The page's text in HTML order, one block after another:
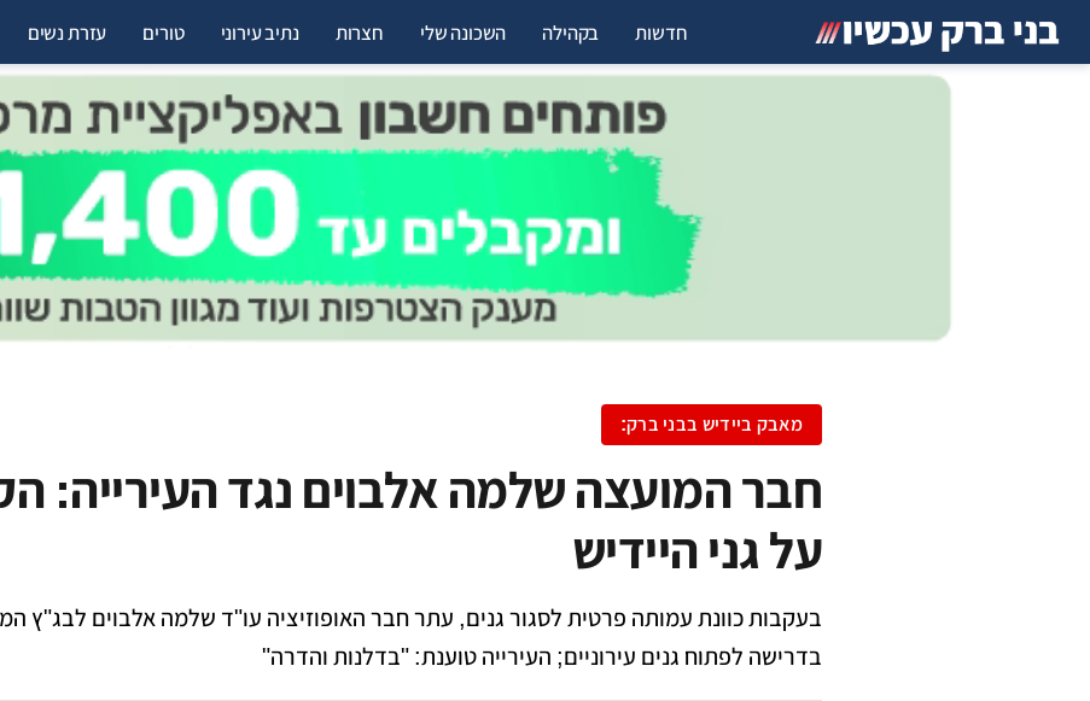
חדשות בקהילה השכונה שלי חצרות נתיב עירוני טורים עזרת נשים
מאבק ביידיש בבני ברק:
חבר המועצה שלמה אלבוים נגד העירייה:
על גני היידיש
בעקבות כוונת עמותה פרטית לסגור גנים, עתר חבר האופוזיציה עו"ד שלמה אלבוים לבג"ץ
בדרישה לפתוח גנים עירוניים; העירייה טוענת: "בדלנות והדרה"